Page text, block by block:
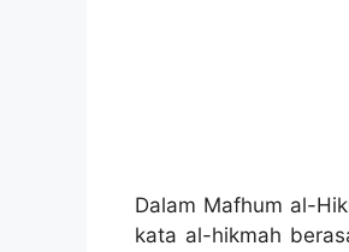
Dalam Mafhum al-
kata al-hikmah